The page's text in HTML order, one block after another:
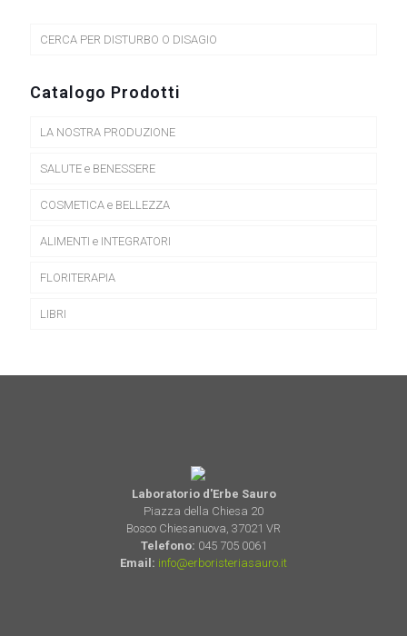
CERCA PER DISTURBO O DISAGIO
Catalogo Prodotti
LA NOSTRA PRODUZIONE
SALUTE e BENESSERE
COSMETICA e BELLEZZA
ALIMENTI e INTEGRATORI
FLORITERAPIA
LIBRI
Laboratorio d'Erbe Sauro
Piazza della Chiesa 20
Bosco Chiesanuova, 37021 VR
Telefono: 045 705 0061
Email: info@erboristeriasauro.it